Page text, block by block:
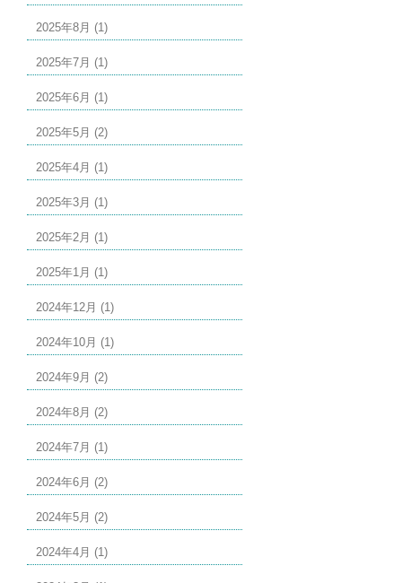
2025年8月 (1)
2025年7月 (1)
2025年6月 (1)
2025年5月 (2)
2025年4月 (1)
2025年3月 (1)
2025年2月 (1)
2025年1月 (1)
2024年12月 (1)
2024年10月 (1)
2024年9月 (2)
2024年8月 (2)
2024年7月 (1)
2024年6月 (2)
2024年5月 (2)
2024年4月 (1)